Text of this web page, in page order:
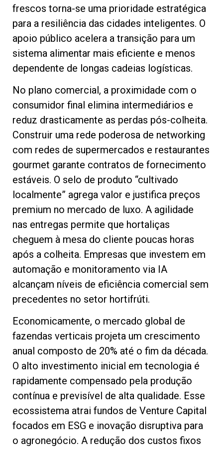
frescos torna-se uma prioridade estratégica
para a resiliência das cidades inteligentes. O
apoio público acelera a transição para um
sistema alimentar mais eficiente e menos
dependente de longas cadeias logísticas.
No plano comercial, a proximidade com o
consumidor final elimina intermediários e
reduz drasticamente as perdas pós-colheita.
Construir uma rede poderosa de networking
com redes de supermercados e restaurantes
gourmet garante contratos de fornecimento
estáveis. O selo de produto “cultivado
localmente” agrega valor e justifica preços
premium no mercado de luxo. A agilidade
nas entregas permite que hortaliças
cheguem à mesa do cliente poucas horas
após a colheita. Empresas que investem em
automação e monitoramento via IA
alcançam níveis de eficiência comercial sem
precedentes no setor hortifrúti.
Economicamente, o mercado global de
fazendas verticais projeta um crescimento
anual composto de 20% até o fim da década.
O alto investimento inicial em tecnologia é
rapidamente compensado pela produção
contínua e previsível de alta qualidade. Esse
ecossistema atrai fundos de Venture Capital
focados em ESG e inovação disruptiva para
o agronegócio. A redução dos custos fixos